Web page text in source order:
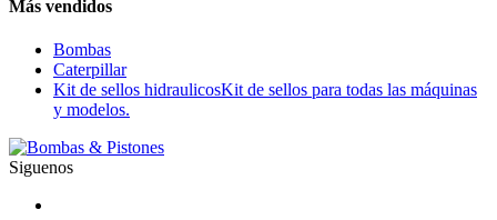
Más vendidos
Bombas
Caterpillar
Kit de sellos hidraulicosKit de sellos para todas las máquinas
y modelos.
Siguenos